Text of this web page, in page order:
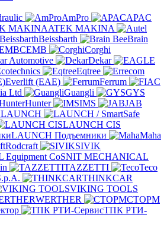
AmPro
APAC
ATEK MAKINA
Beissbarth
Brain
CEMB
Corghi
Automotive
Dekar
Eqtree
Everlift (EAE)
Ferrum
Ltd Guangli
GYS
Hunter IMS
JAB
LAUNCH
LAUNCH CIS
LAUNCH Подъемники
Maha
Rodcraft
SIVIK
SNIT MECHANICAL
TAZZETTI
Teco
THINKCAR
VIKING TOOLS
WERTHER
СТОРМ
ТПК РТИ-